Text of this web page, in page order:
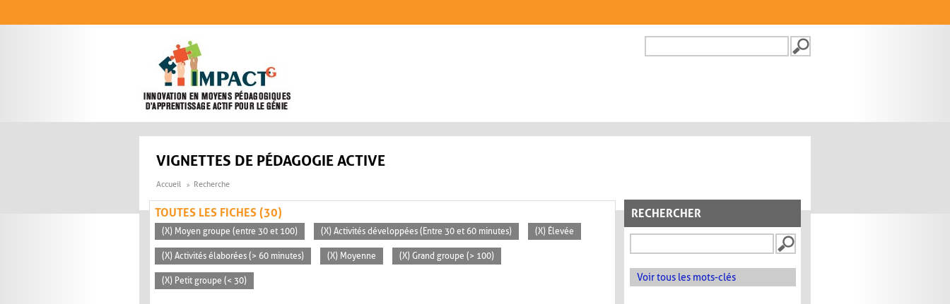
FORMULAIRE DE
VIGNETTES DE PÉDAGOGIE ACTIVE
Accueil Recherche
RECHERCHER
Voir tous les mots-clés
TOUTES LES FICHES (30)
(X) Moyen groupe (entre 30 et 100) (X) Activités développées (Entre 30 et 60 minutes) (X) Élevée
(X) Activités élaborées (> 60 minutes) (X) Moyenne (X) Grand groupe (> 100)
(X) Petit groupe (< 30)